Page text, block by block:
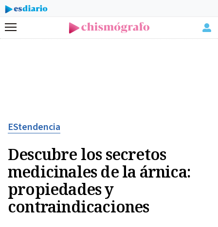
Menú
EStendencia
Descubre los secretos
medicinales de la árnica:
propiedades y
contraindicaciones